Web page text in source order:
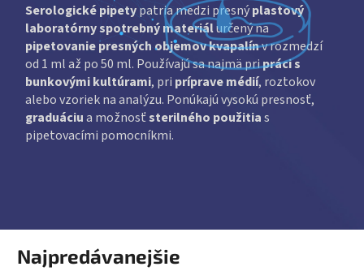
Serologické pipetypatria medzi presnýplastový
laboratórny spotrebný materiálurčený na
pipetovanie presných objemov kvapalínv rozmedzí
od 1 ml až po 50 ml. Používajú sa najmä pripráci s
bunkovými kultúrami, pri príprave médií, roztokov
alebo vzoriek na analýzu. Ponúkajú vysokú presnosť,
graduáciua možnosťsterilného použitias
pipetovacími pomocníkmi.
Najpredávanejšie